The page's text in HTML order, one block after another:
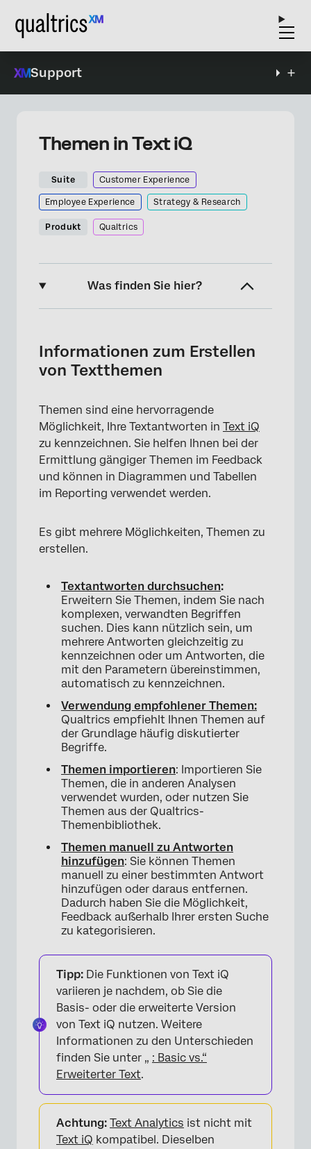
Support
Themen in Text iQ
Suite Customer Experience
Employee Experience Strategy & Research
Produkt Qualtrics
Was finden Sie hier?
Themen aus Suchvorgängen anlegen
Erstellen von Abfragen
Empfohlene Themen
Themen verwalten
Hierarchische Themen
Instanz Themen
Themen exportieren
Einstiegspaketthemen
Manuelles Hinzufügen und Entfernen von
Themen aus einer Antwort
FAQs
Informationen zum Erstellen
von Textthemen
Themen sind eine hervorragende
Möglichkeit, Ihre Textantworten in Text iQ
zu kennzeichnen. Sie helfen Ihnen bei der
Ermittlung gängiger Themen im Feedback
und können in Diagrammen und Tabellen
im Reporting verwendet werden.
Es gibt mehrere Möglichkeiten, Themen zu
erstellen.
Textantworten durchsuchen:
Erweitern Sie Themen, indem Sie nach
komplexen, verwandten Begriffen
suchen. Dies kann nützlich sein, um
mehrere Antworten gleichzeitig zu
kennzeichnen oder um Antworten, die
mit den Parametern übereinstimmen,
automatisch zu kennzeichnen.
Verwendung empfohlener Themen:
Qualtrics empfiehlt Ihnen Themen auf
der Grundlage häufig diskutierter
Begriffe.
Themen importieren: Importieren Sie
Themen, die in anderen Analysen
verwendet wurden, oder nutzen Sie
Themen aus der Qualtrics-
Themenbibliothek.
Themen manuell zu Antworten
hinzufügen: Sie können Themen
manuell zu einer bestimmten Antwort
hinzufügen oder daraus entfernen.
Dadurch haben Sie die Möglichkeit,
Feedback außerhalb Ihrer ersten Suche
zu kategorisieren.
Tipp: Die Funktionen von Text iQ
variieren je nachdem, ob Sie die
Basis- oder die erweiterte Version
von Text iQ nutzen. Weitere
Informationen zu den Unterschieden
finden Sie unter „ : Basic vs.“
Erweiterter Text.
Achtung: Text Analytics ist nicht mit
Text iQ kompatibel. Dieselben